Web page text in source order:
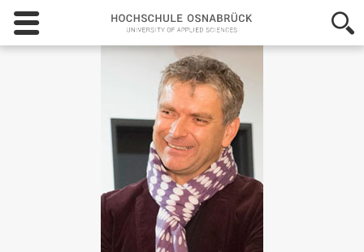
Hochschule
Osnabrück
-